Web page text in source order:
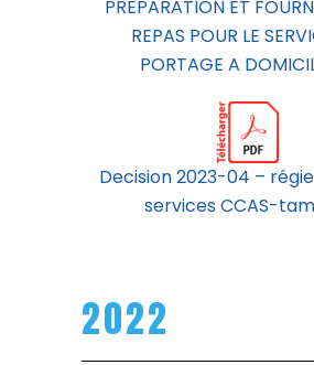
PREPARATION ET
REPAS POUR LE
PORTAGE A
Decision 2023-04 –
services CCAS-
2022